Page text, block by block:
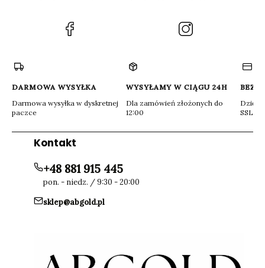
(Otwiera
się
DARMOWA WYSYŁKA
Darmowa wysyłka w dyskretnej
paczce
WYSYŁAMY W CIĄGU 24H
Dla zamówień złożonych do
12:00
Dzięki
SSL
Kontakt
+48 881 915 445
pon. - niedz. / 9:30 - 20:00
sklep@abgold.pl